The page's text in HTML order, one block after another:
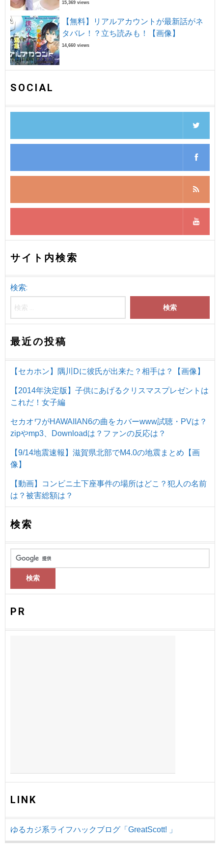
15,369 views
【無料】リアルアカウントが最新話がネ
タバレ！？立ち読みも！【画像】
14,660 views
SOCIAL
サイト内検索
検索:
最近の投稿
【セカホン】隅川Dに彼氏が出来た？相手は？【画像】
【2014年決定版】子供にあげるクリスマスプレゼントは
これだ！女子編
セカオワがHAWAIIAN6の曲をカバーwww試聴・PVは？
zipやmp3、Downloadは？ファンの反応は？
【9/14地震速報】滋賀県北部でM4.0の地震まとめ【画
像】
【動画】コンビニ土下座事件の場所はどこ？犯人の名前
は？被害総額は？
検索
PR
LINK
ゆるカジ系ライフハックブログ「GreatScott! 」